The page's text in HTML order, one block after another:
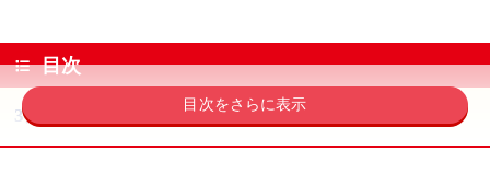
目次
目次をさらに表示
3期OPリーチ